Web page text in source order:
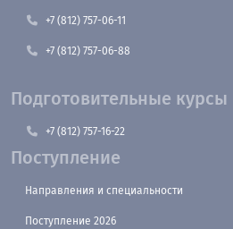
+7 (812) 757-06-11
+7 (812) 757-06-88
Подготовительные курсы
+7 (812) 757-16-22
Поступление
Направления и специальности
Поступление 2026